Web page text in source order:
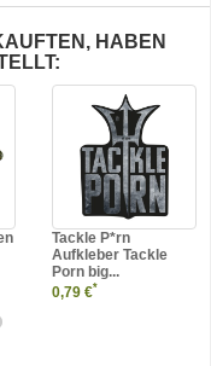
HABEN
Tackle P*rn
Aufkleber Tackle
Porn big...
0,79 €*